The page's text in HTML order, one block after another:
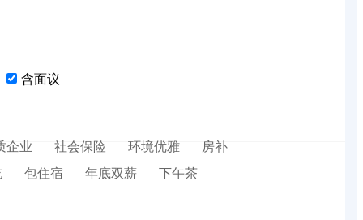
含面议
企业 社会保险 环境优雅
房补
包住宿 年底双薪 下午茶